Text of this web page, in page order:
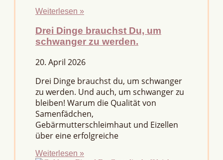
Weiterlesen »
Drei Dinge brauchst Du, um
schwanger zu werden.
20. April 2026
Drei Dinge brauchst du, um schwanger
zu werden. Und auch, um schwanger zu
bleiben! Warum die Qualität von
Samenfädchen,
Gebärmutterschleimhaut und Eizellen
über eine erfolgreiche
Weiterlesen »